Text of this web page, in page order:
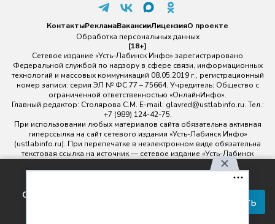
соглашаетесь с правилами
Принять
КонтактыРекламаВакансииЛицензияО проекте
Обработка персональных данных
[18+]
Сетевое издание «Усть-Лабинск Инфо» зарегистрировано
Федеральной службой по надзору в сфере связи, информационных
технологий и массовых коммуникаций 08.05.2019 г., регистрационный
номер записи: серия ЭЛ № ФС 77 – 75664. Учредитель: Общество с
ограниченной ответственностью «ОнлайнИнфо».
Главный редактор: Столярова С.М. E-mail: glavred@ustlabinfo.ru. Тел.:
+7 (989) 124-42-75.
При использовании любых материалов сайта обязательна активная
гиперссылка на сайт сетевого издания «Усть-Лабинск Инфо»
(ustlabinfo.ru). При перепечатке в неэлектронном виде обязательна
текстовая ссылка на источник — сетевое издание «Усть-Лабинск
Использование фото- и видеоматериалов без письменного